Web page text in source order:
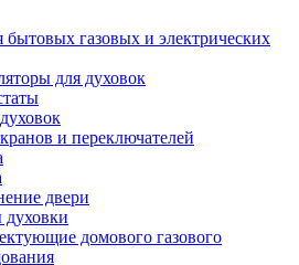
бытовых газовых и электрических
для духовок
и переключателей
двери
домового газового